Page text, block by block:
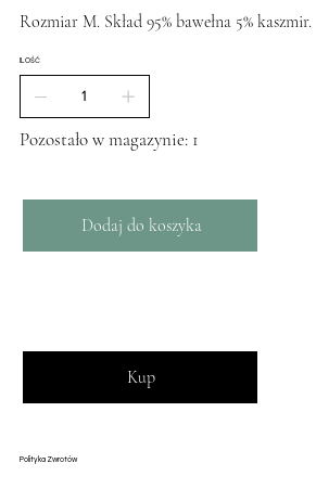
Rozmiar M. Skład 95% bawełna 5% kaszmir.
ILOŚĆ
Pozostało w magazynie: 1
Dodaj do koszyka
Kup
Polityka Zwrotów